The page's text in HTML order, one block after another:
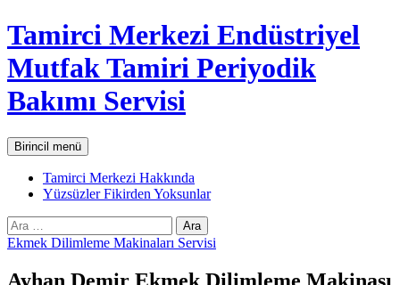
İçeriğe
atla
Tamirci Merkezi Endüstriyel
Mutfak Tamiri Periyodik
Bakımı Servisi
AraBirincil menü
Tamirci Merkezi Hakkında
Yüzsüzler Fikirden Yoksunlar
Arama:
Ekmek Dilimleme Makinaları Servisi
Ayhan Demir Ekmek Dilimleme Makinası